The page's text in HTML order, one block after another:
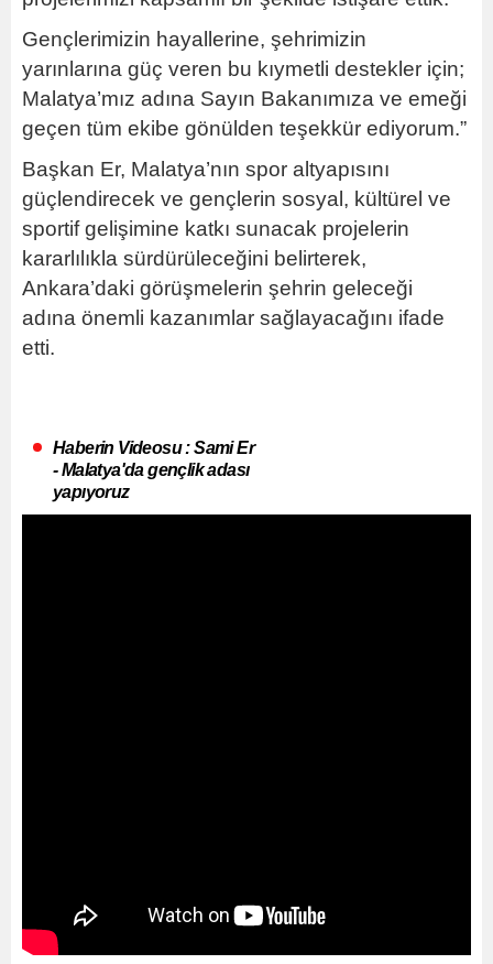
Gençlerimizin hayallerine, şehrimizin
yarınlarına güç veren bu kıymetli destekler için;
Malatya’mız adına Sayın Bakanımıza ve emeği
geçen tüm ekibe gönülden teşekkür ediyorum.”
Başkan Er, Malatya’nın spor altyapısını
güçlendirecek ve gençlerin sosyal, kültürel ve
sportif gelişimine katkı sunacak projelerin
kararlılıkla sürdürüleceğini belirterek,
Ankara’daki görüşmelerin şehrin geleceği
adına önemli kazanımlar sağlayacağını ifade
etti.
Haberin Videosu : Sami Er
- Malatya'da gençlik adası
yapıyoruz